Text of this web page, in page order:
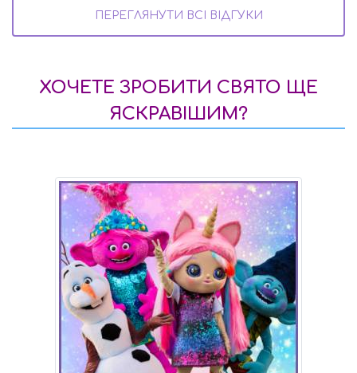
ПЕРЕГЛЯНУТИ ВСІ ВІДГУКИ
ХОЧЕТЕ ЗРОБИТИ СВЯТО ЩЕ
ЯСКРАВІШИМ?